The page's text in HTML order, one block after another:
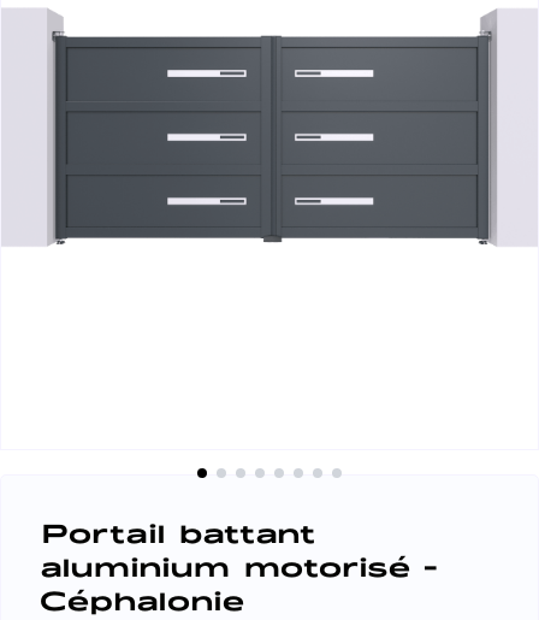
Portail battant
aluminium motorisé -
Céphalonie